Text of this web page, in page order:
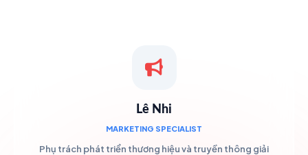
Lê Nhi
MARKETING SPECIALIST
Phụ trách phát triển thương hiệu và truyền thông giải